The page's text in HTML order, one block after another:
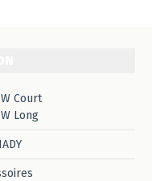
Court
Long